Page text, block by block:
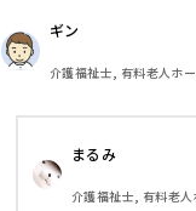
液体の滴下はした事が
ですか?加圧バック使用
ギン
介護福祉士, 有料老人ホ
まるみ
介護福祉士, 有料老人